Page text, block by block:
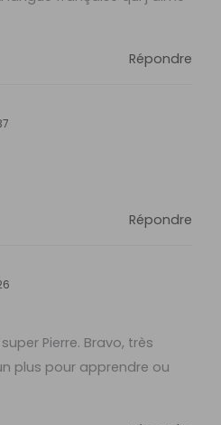
Répondre
Répondre
Pierre. Bravo, très
plus pour apprendre ou